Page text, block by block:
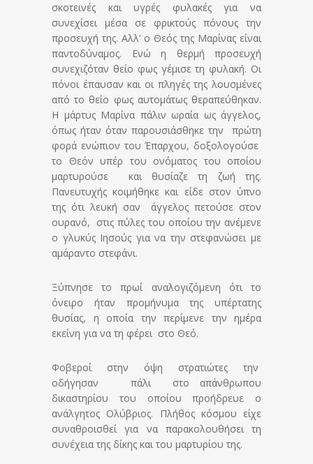
σκοτεινές και υγρές φυλακές για να
συνεχίσει μέσα σε φρικτούς πόνους την
προσευχή της. Αλλ’ ο Θεός της Μαρίνας είναι
παντοδύναμος. Ενώ η θερμή προσευχή
συνεχιζόταν θείο φως γέμισε τη φυλακή. Οι
πόνοι έπαυσαν και οι πληγές της λουσμένες
από το θείο φως αυτομάτως θεραπεύθηκαν.
Η μάρτυς Μαρίνα πάλιν ωραία ως άγγελος,
όπως ήταν όταν παρουσιάσθηκε την πρώτη
φορά ενώπιον του Έπαρχου, δοξολογούσε
το Θεόν υπέρ του ονόματος του οποίου
μαρτυρούσε και θυσίαζε τη ζωή της.
Πανευτυχής κοιμήθηκε και είδε στον ύπνο
της ότι λευκή σαν άγγελος πετούσε στον
ουρανό, στις πύλες του οποίου την ανέμενε
ο γλυκύς Ιησούς για να την στεφανώσει με
αμάραντο στεφάνι.
Ξύπνησε το πρωί αναλογιζόμενη ότι το
όνειρο ήταν προμήνυμα της υπέρτατης
θυσίας, η οποία την περίμενε την ημέρα
εκείνη για να τη φέρει στο Θεό.
Φοβεροί στην όψη στρατιώτες την
οδήγησαν πάλι στο απάνθρωπου
δικαστηρίου του οποίου προήδρευε ο
ανάλγητος Ολύβριος. Πλήθος κόσμου είχε
συναθροισθεί για να παρακολουθήσει τη
συνέχεια της δίκης και του μαρτυρίου της.